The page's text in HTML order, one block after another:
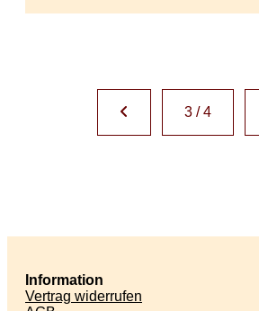
3 / 4
Information
Vertrag widerrufen